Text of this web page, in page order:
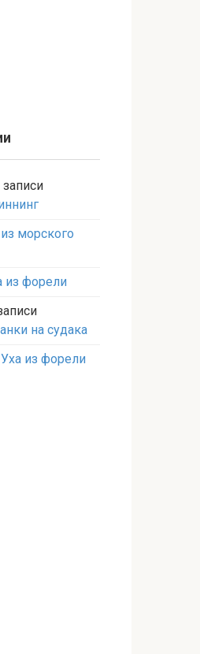
записи
морского
из форели
на судака
Уха из форели